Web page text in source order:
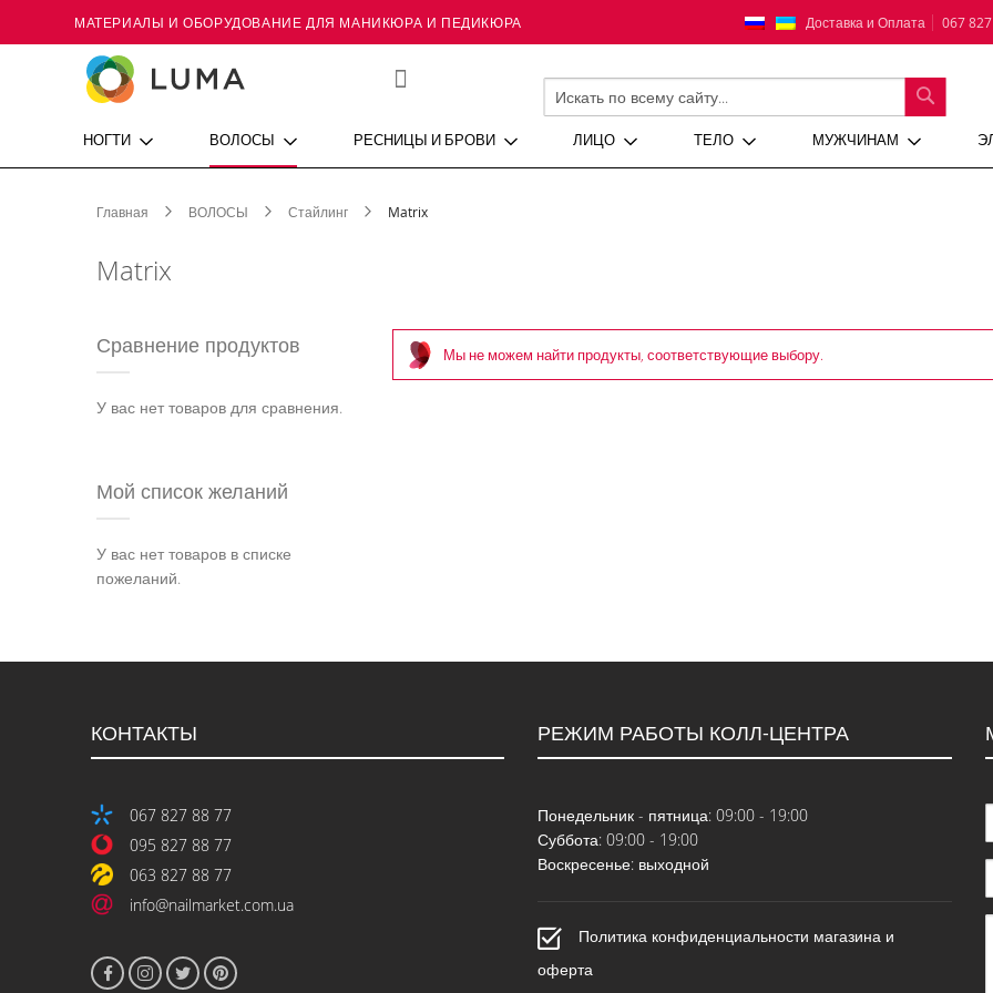
Skip
Content
МАТЕРИАЛЫ И ОБОРУДОВАНИЕ ДЛЯ МАНИКЮРА И ПЕДИКЮРА Язык Доставка и Оплата 067
ПОИСК
НОГТИ ВОЛОСЫ РЕСНИЦЫ И БРОВИ ЛИЦО ТЕЛО МУЖЧИНАМ
Главная ВОЛОСЫ Стайлинг Matrix
Matrix
Мы не можем найти продукты, соответствующие выбору.
Сравнение продуктов
У вас нет товаров для сравнения.
Мой список желаний
У вас нет товаров в списке
пожеланий.
КОНТАКТЫ
067 827 88 77
095 827 88 77
063 827 88 77
info@nailmarket.com.ua
РЕЖИМ РАБОТЫ КОЛЛ-ЦЕНТРА
Понедельник - пятница: 09:00 - 19:00
Суббота: 09:00 - 19:00
Воскресенье: выходной
Политика конфиденциальности магазина и
оферта